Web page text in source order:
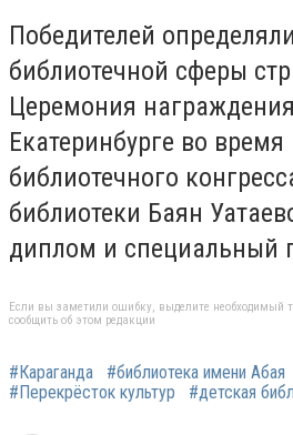
Победителей
библиотечной сферы
Церемония
Екатеринбурге во
библиотечного
библиотеки Баян
диплом и специальный
Если вы заметили ошибку, выделите необходимый
сообщить об этом редакции
#Караганда #библиотека имени Абая
#Перекрёсток культур
#детская